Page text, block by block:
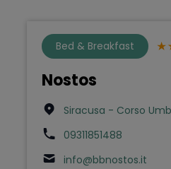
Bed & Breakfast
Nostos
Siracusa - Corso
09311851488
info@bbnostos.it